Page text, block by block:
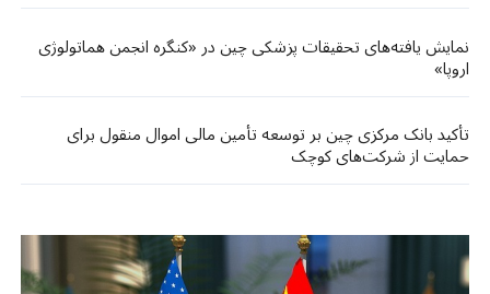
نمایش یافته‌های تحقیقات پزشکی چین در «کنگره انجمن هماتولوژی
اروپا»
تأکید بانک مرکزی چین بر توسعه تأمین مالی اموال منقول برای
حمایت از شرکت‌های کوچک